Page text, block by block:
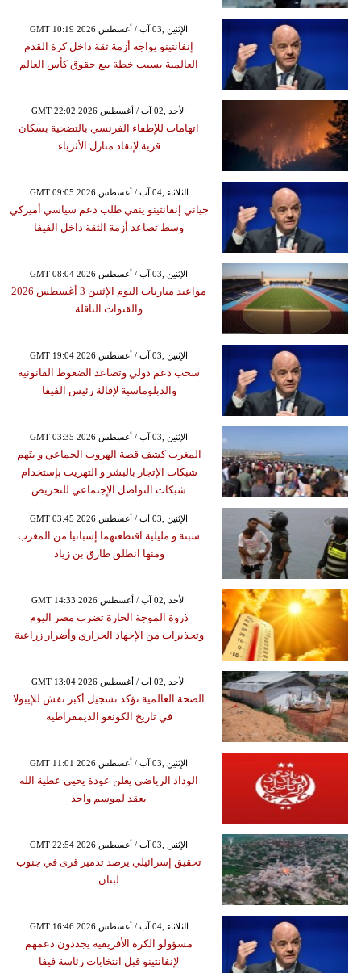
GMT 10:19 2026 الإثنين ,03 آب / أغسطس
إنفانتينو يواجه أزمة ثقة داخل كرة القدم
العالمية بسبب خطة بيع حقوق كأس العالم
GMT 22:02 2026 الأحد ,02 آب / أغسطس
اتهامات للإطفاء الفرنسي بالتضحية بسكان
قرية لإنقاذ منازل الأثرياء
GMT 09:05 2026 الثلاثاء ,04 آب / أغسطس
جياني إنفانتينو ينفي طلب دعم سياسي أميركي
وسط تصاعد أزمة الثقة داخل الفيفا
GMT 08:04 2026 الإثنين ,03 آب / أغسطس
مواعيد مباريات اليوم الإثنين 3 أغسطس 2026
والقنوات الناقلة
GMT 19:04 2026 الإثنين ,03 آب / أغسطس
سحب دعم دولي وتصاعد الضغوط القانونية
والدبلوماسية لإقالة رئيس الفيفا
GMT 03:35 2026 الإثنين ,03 آب / أغسطس
المغرب كشف قصة الهروب الجماعي و يتَهم
شبكات الإتجار بالبشر و التهريب بإستخدام
شبكات التواصل الإجتماعي للتحريض
GMT 03:45 2026 الإثنين ,03 آب / أغسطس
سبتة و مليلية اقتطعتهما إسبانيا من المغرب
ومنها انطلق طارق بن زياد
GMT 14:33 2026 الأحد ,02 آب / أغسطس
ذروة الموجة الحارة تضرب مصر اليوم
وتحذيرات من الإجهاد الحراري وأضرار زراعية
GMT 13:04 2026 الأحد ,02 آب / أغسطس
الصحة العالمية تؤكد تسجيل أكبر تفش للإيبولا
في تاريخ الكونغو الديمقراطية
GMT 11:01 2026 الإثنين ,03 آب / أغسطس
الوداد الرياضي يعلن عودة يحيى عطية الله
بعقد لموسم واحد
GMT 22:54 2026 الإثنين ,03 آب / أغسطس
تحقيق إسرائيلي يرصد تدمير قرى في جنوب
لبنان
GMT 16:46 2026 الثلاثاء ,04 آب / أغسطس
مسؤولو الكرة الأفريقية يجددون دعمهم
لإنفانتينو قبل انتخابات رئاسة فيفا